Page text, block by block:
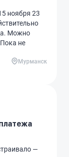
ноября 23
Можно
не
Мурманск
—